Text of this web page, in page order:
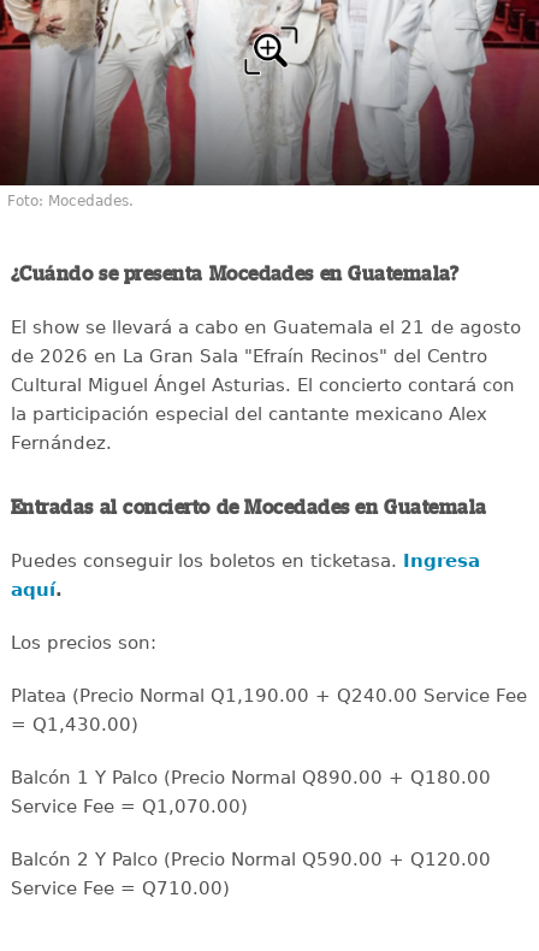
Foto: Mocedades.
¿Cuándo se presenta Mocedades en Guatemala?
El show se llevará a cabo en Guatemala el 21 de agosto
de 2026 en La Gran Sala "Efraín Recinos" del Centro
Cultural Miguel Ángel Asturias. El concierto contará con
la participación especial del cantante mexicano Alex
Fernández.
Entradas al concierto de Mocedades en Guatemala
Puedes conseguir los boletos en ticketasa. Ingresa
aquí.
Los precios son:
Platea (Precio Normal Q1,190.00 + Q240.00 Service Fee
= Q1,430.00)
Balcón 1 Y Palco (Precio Normal Q890.00 + Q180.00
Service Fee = Q1,070.00)
Balcón 2 Y Palco (Precio Normal Q590.00 + Q120.00
Service Fee = Q710.00)